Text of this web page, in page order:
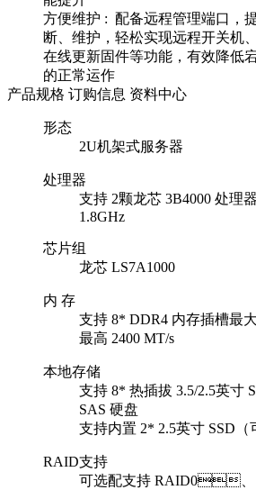
方便维护 : 配备远程管理端口
断、维护，轻松实现远程开关
在线更新固件等功能，有效降低宕
的正常运作
产品规格 订购信息 资料中心
形态
2U机架式服务器
处理器
支持 2颗龙芯 3B4000 处理器
1.8GHz
芯片组
龙芯 LS7A1000
内 存
支持 8* DDR4 内存插槽最
最高 2400 MT/s
本地存储
支持 8* 热插拔 3.5/2.5英寸
SAS 硬盘
支持内置 2* 2.5英寸 SSD（
RAID支持
可选配支持 RAID0、1、